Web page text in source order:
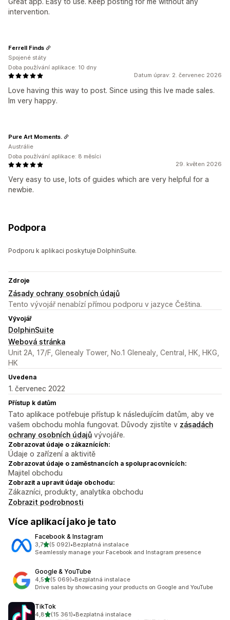
intervention.
Datum úprav: 2. červenec 2026
Love having this way to post. Since using this Ive made sales.
Im very happy.
Ferrell Finds
Spojené státy
Doba používání aplikace: 10 dny
29. květen 2026
Very easy to use, lots of guides which are very helpful for a
newbie.
Pure Art Moments.
Austrálie
Doba používání aplikace: 8 měsíci
Podpora
Podporu k aplikaci poskytuje DolphinSuite.
Zdroje
Zásady ochrany osobních údajů
Tento vývojář nenabízí přímou podporu v jazyce Čeština.
Vývojář
DolphinSuite
Webová stránka
Unit 2A, 17/F, Glenealy Tower, No.1 Glenealy, Central, HK, HKG,
HK
Uvedena
1. červenec 2022
Přístup k datům
Tato aplikace potřebuje přístup k následujícím datům, aby ve
vašem obchodu mohla fungovat. Důvody zjistíte v zásadách
ochrany osobních údajů vývojáře.
Zobrazovat údaje o zákaznících:
Údaje o zařízení a aktivitě
Zobrazovat údaje o zaměstnancích a spolupracovnících:
Majitel obchodu
Zobrazit a upravit údaje obchodu:
Zákazníci, produkty, analytika obchodu
Zobrazit podrobnosti
Více aplikací jako je tato
Facebook & Instagram
3,7z 5 hvězd
(5 092)
Celkový počet recenzí: 5092
•Bezplatná instalace
Seamlessly manage your Facebook and Instagram presence
Google & YouTube
4,5z 5 hvězd
(5 069)
Celkový počet recenzí: 5069
•Bezplatná instalace
Drive sales by showcasing your products on Google and YouTube
TikTok
4,8z 5 hvězd
(15 361)
Celkový počet recenzí: 15361
•Bezplatná instalace